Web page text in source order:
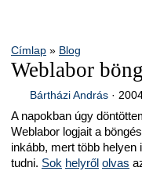
Címlap » Blog
Weblabor
Bártházi András·
A napokban úgy
Weblabor logjait a
inkább, mert több helyen
tudni. Sok helyről olvas